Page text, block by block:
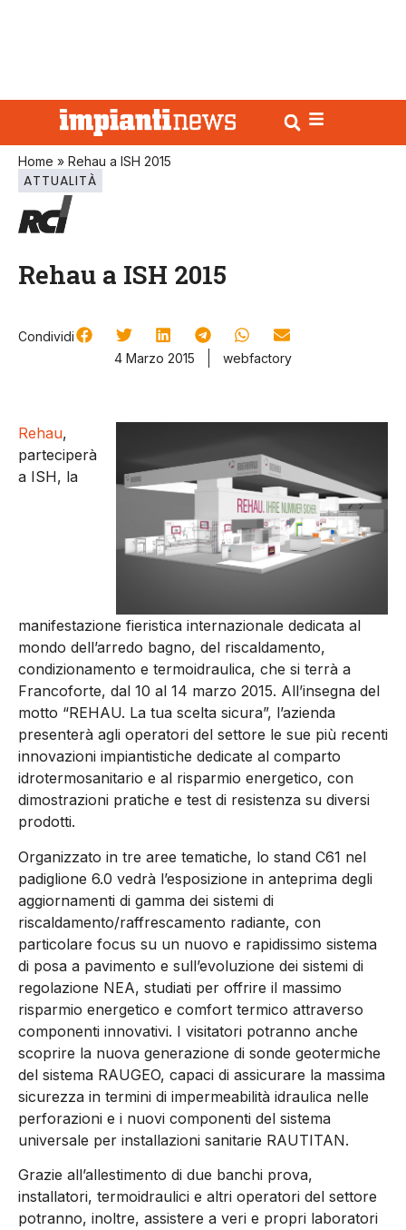
Home » Rehau a ISH 2015
ATTUALITÀ
Rehau a ISH 2015
Condividi
4 Marzo 2015
webfactory
Rehau,
parteciperà
a ISH, la
manifestazione fieristica internazionale dedicata al
mondo dell’arredo bagno, del riscaldamento,
condizionamento e termoidraulica, che si terrà a
Francoforte, dal 10 al 14 marzo 2015. All’insegna del
motto “REHAU. La tua scelta sicura”, l’azienda
presenterà agli operatori del settore le sue più recenti
innovazioni impiantistiche dedicate al comparto
idrotermosanitario e al risparmio energetico, con
dimostrazioni pratiche e test di resistenza su diversi
prodotti.
Organizzato in tre aree tematiche, lo stand C61 nel
padiglione 6.0 vedrà l’esposizione in anteprima degli
aggiornamenti di gamma dei sistemi di
riscaldamento/raffrescamento radiante, con
particolare focus su un nuovo e rapidissimo sistema
di posa a pavimento e sull’evoluzione dei sistemi di
regolazione NEA, studiati per offrire il massimo
risparmio energetico e comfort termico attraverso
componenti innovativi. I visitatori potranno anche
scoprire la nuova generazione di sonde geotermiche
del sistema RAUGEO, capaci di assicurare la massima
sicurezza in termini di impermeabilità idraulica nelle
perforazioni e i nuovi componenti del sistema
universale per installazioni sanitarie RAUTITAN.
Grazie all’allestimento di due banchi prova,
installatori, termoidraulici e altri operatori del settore
potranno, inoltre, assistere a veri e propri laboratori